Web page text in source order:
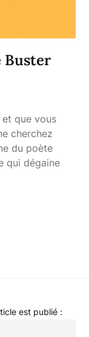
Buster
et que vous
cherchez
du poète
qui dégaine
est publié :